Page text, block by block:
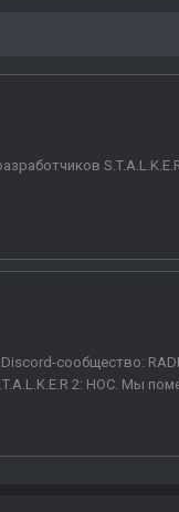
сообщество:
2: HOC. Мы